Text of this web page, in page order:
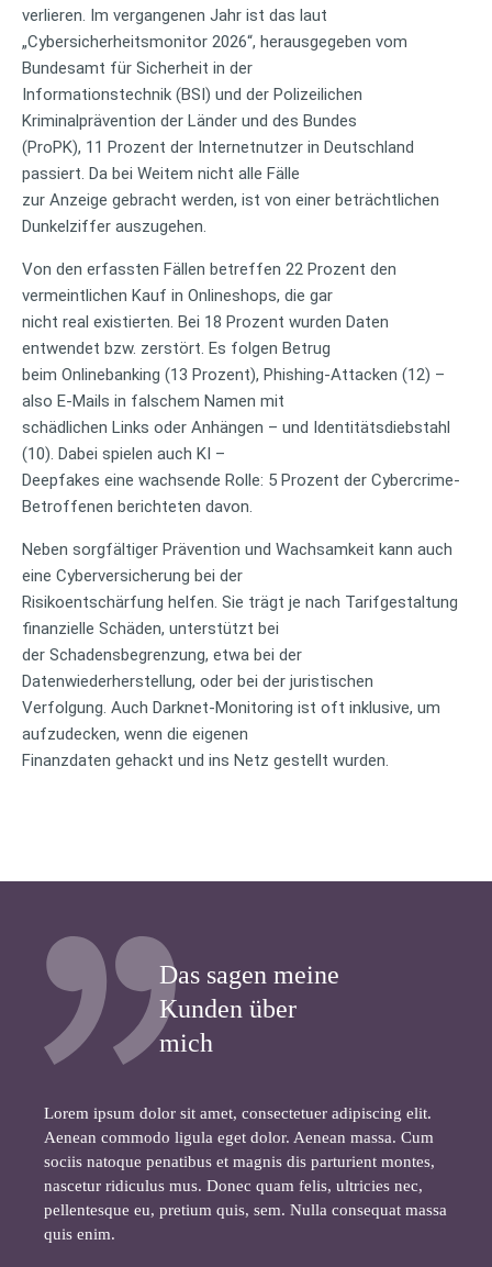
verlieren. Im vergangenen Jahr ist das laut
„Cybersicherheitsmonitor 2026“, herausgegeben vom
Bundesamt für Sicherheit in der
Informationstechnik (BSI) und der Polizeilichen
Kriminalprävention der Länder und des Bundes
(ProPK), 11 Prozent der Internetnutzer in Deutschland
passiert. Da bei Weitem nicht alle Fälle
zur Anzeige gebracht werden, ist von einer beträchtlichen
Dunkelziffer auszugehen.
Von den erfassten Fällen betreffen 22 Prozent den
vermeintlichen Kauf in Onlineshops, die gar
nicht real existierten. Bei 18 Prozent wurden Daten
entwendet bzw. zerstört. Es folgen Betrug
beim Onlinebanking (13 Prozent), Phishing-Attacken (12) –
also E-Mails in falschem Namen mit
schädlichen Links oder Anhängen – und Identitätsdiebstahl
(10). Dabei spielen auch KI –
Deepfakes eine wachsende Rolle: 5 Prozent der Cybercrime-
Betroffenen berichteten davon.
Neben sorgfältiger Prävention und Wachsamkeit kann auch
eine Cyberversicherung bei der
Risikoentschärfung helfen. Sie trägt je nach Tarifgestaltung
finanzielle Schäden, unterstützt bei
der Schadensbegrenzung, etwa bei der
Datenwiederherstellung, oder bei der juristischen
Verfolgung. Auch Darknet-Monitoring ist oft inklusive, um
aufzudecken, wenn die eigenen
Finanzdaten gehackt und ins Netz gestellt wurden.
Das sagen meine
Kunden über
mich
Lorem ipsum dolor sit amet, consectetuer adipiscing elit.
Aenean commodo ligula eget dolor. Aenean massa. Cum
sociis natoque penatibus et magnis dis parturient montes,
nascetur ridiculus mus. Donec quam felis, ultricies nec,
pellentesque eu, pretium quis, sem. Nulla consequat massa
quis enim.